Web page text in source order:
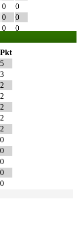
0
0
0
0
0 0
Pkt
5
3
2
2
2
2
2
0
0
0
0
0